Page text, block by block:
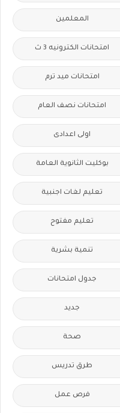
المعلمين
امتحانات الكترونيه 3 ث
امتحانات ميد ترم
امتحانات نصف العام
اولى اعدادى
بوكليت الثانوية العامة
تعليم لغات اجنبية
تعليم مفتوح
تنمية بشرية
جدول امتحانات
جديد
صحة
طرق تدريس
فرص عمل